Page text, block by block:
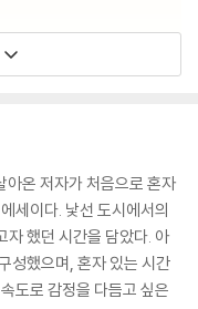
아온 저자가 처음으로 혼자
세이다. 낯선 도시에서의
자 했던 시간을 담았다. 아
성했으며, 혼자 있는 시간
도로 감정을 다듬고 싶은